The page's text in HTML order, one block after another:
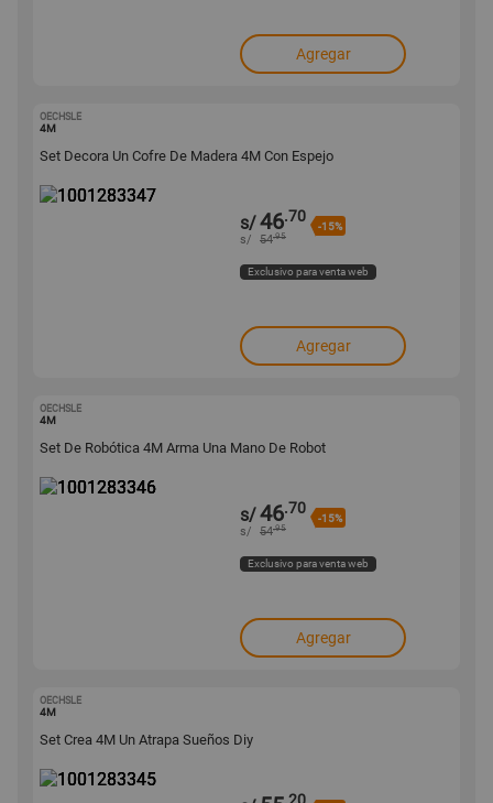
Agregar
OECHSLE
4M
Set Decora Un Cofre De Madera 4M Con Espejo
s/46.70
-15%
s/ 54.95
Exclusivo para venta web
Agregar
OECHSLE
4M
Set De Robótica 4M Arma Una Mano De Robot
s/46.70
-15%
s/ 54.95
Exclusivo para venta web
Agregar
OECHSLE
4M
Set Crea 4M Un Atrapa Sueños Diy